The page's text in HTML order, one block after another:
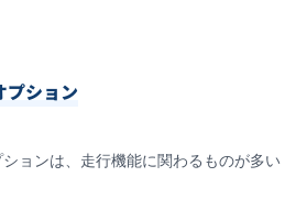
プション
ョンは、走行機能に関わるものが多い